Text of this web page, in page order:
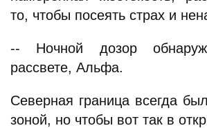
то, чтобы посеять страх и
-- Ночной дозор
рассвете, Альфа.
Северная граница всегда
зоной, но чтобы вот так в